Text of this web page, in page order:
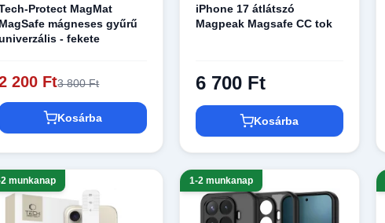
Protect MagMat
MagSafe mágneses gyűrű
- fekete
200 Ft3 800 Ft
Kosárba
iPhone 17 átlátszó
Magpeak Magsafe CC tok
6 700 Ft
Kosárba
munkanap 1-2 munkanap